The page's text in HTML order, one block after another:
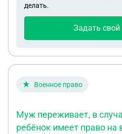
делать.
Задать свой
Военное право
Муж переживает, в
ребёнок имеет право на